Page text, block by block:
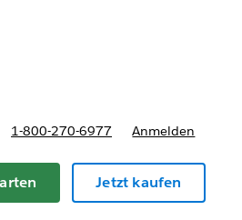
und Preise
1-800-270-6977 Anmelden
Jetzt kaufen